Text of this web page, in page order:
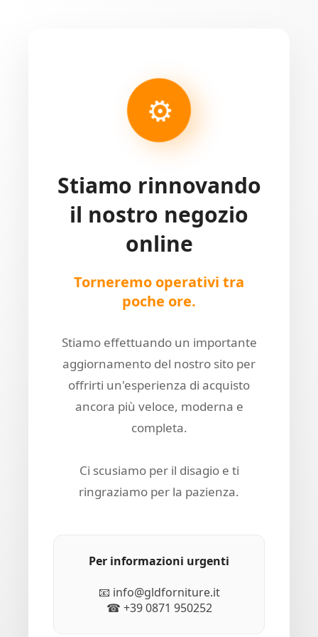
⚙
Stiamo rinnovando
il nostro negozio
online
Torneremo operativi tra
poche ore.
Stiamo effettuando un importante
aggiornamento del nostro sito per
offrirti un'esperienza di acquisto
ancora più veloce, moderna e
completa.
Ci scusiamo per il disagio e ti
ringraziamo per la pazienza.
Per informazioni urgenti
📧 info@gldforniture.it
☎ +39 0871 950252